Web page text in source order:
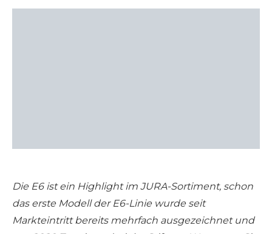
Die E6 ist ein Highlight im JURA-Sortiment, schon
das erste Modell der E6-Linie wurde seit
Markteintritt bereits mehrfach ausgezeichnet und